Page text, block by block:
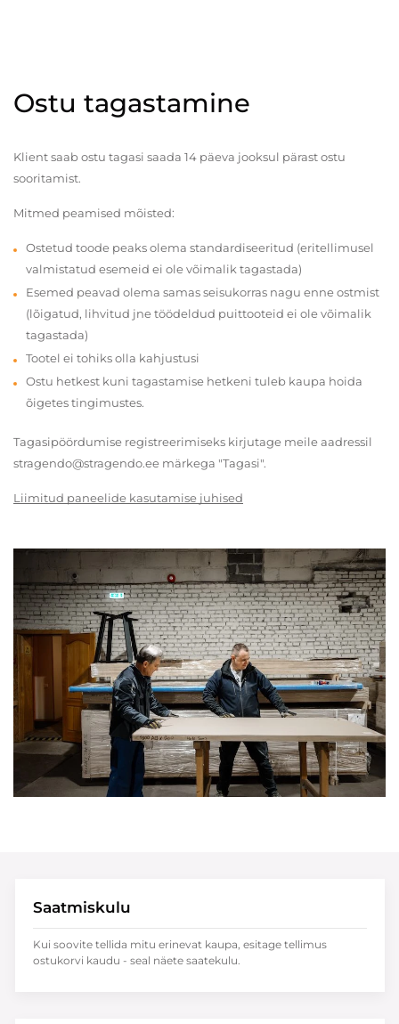
Ostu tagastamine
Klient saab ostu tagasi saada 14 päeva jooksul pärast ostu
sooritamist.
Mitmed peamised mõisted:
Ostetud toode peaks olema standardiseeritud (eritellimusel
valmistatud esemeid ei ole võimalik tagastada)
Esemed peavad olema samas seisukorras nagu enne ostmist
(lõigatud, lihvitud jne töödeldud puittooteid ei ole võimalik
tagastada)
Tootel ei tohiks olla kahjustusi
Ostu hetkest kuni tagastamise hetkeni tuleb kaupa hoida
õigetes tingimustes.
Tagasipöördumise registreerimiseks kirjutage meile aadressil
stragendo@stragendo.ee märkega "Tagasi".
Liimitud paneelide kasutamise juhised
Saatmiskulu
Kui soovite tellida mitu erinevat kaupa, esitage tellimus
ostukorvi kaudu - seal näete saatekulu.